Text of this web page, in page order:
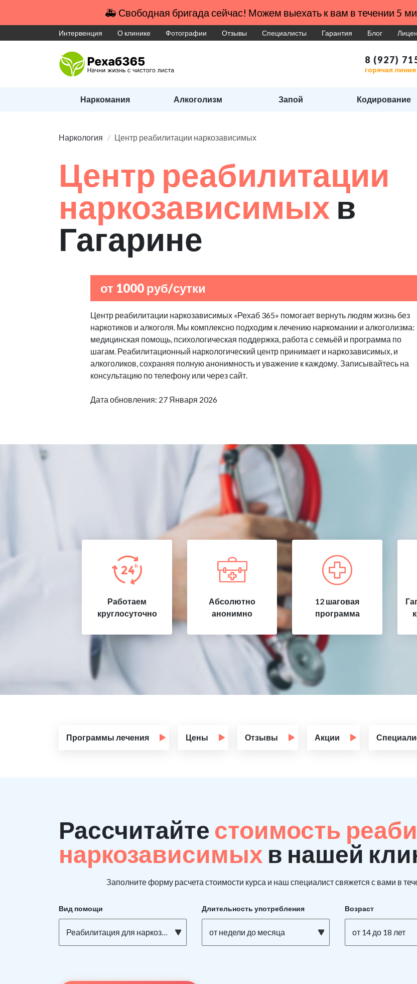
🚑 Свободная бригада сейчас! Можем выехать к вам в течении 5
Интервенция О клинике Фотографии Отзывы Специалисты Гарантия Блог
8 (927)
горячая
Наркомания Алкоголизм Запой Кодирование
Наркология Центр реабилитации наркозависимых
Центр реабилитации
наркозависимых в
Гагарине
от 1000 руб/сутки
Центр реабилитации наркозависимых «Рехаб 365» помогает вернуть людям жизнь без
наркотиков и алкоголя. Мы комплексно подходим к лечению наркомании и алкоголизма:
медицинская помощь, психологическая поддержка, работа с семьёй и программа по
шагам. Реабилитационный наркологический центр принимает и наркозависимых, и
алкоголиков, сохраняя полную анонимность и уважение к каждому. Записывайтесь на
консультацию по телефону или через сайт.
Дата обновления: 27 Января 2026
Работаем
круглосуточно
Абсолютно
анонимно
12 шаговая
программа
Программы лечения Цены Отзывы Акции
Рассчитайте стоимость
наркозависимых в нашей
Заполните форму расчета стоимости курса и наш специалист свяжется с вами в
Вид помощи
Реабилитация для наркозависимых
Длительность употребления
от недели до месяца
Возраст
от 14 до 18 лет